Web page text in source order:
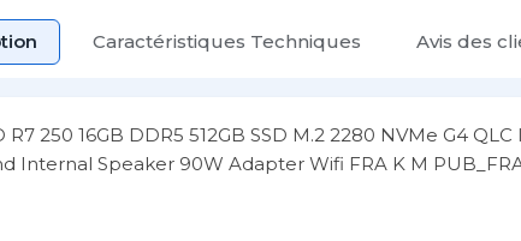
Caractéristiques Techniques Avis des
250 16GB DDR5 512GB SSD M.2 2280 NVMe G4
Internal Speaker 90W Adapter Wifi FRA K M PUB_FRA